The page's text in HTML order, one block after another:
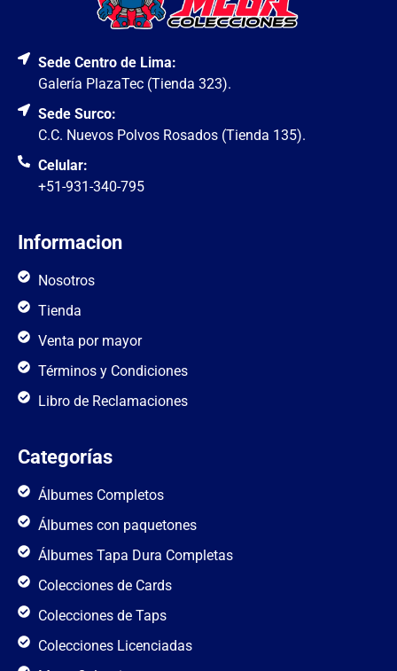
Sede Centro de Lima:
Galería PlazaTec (Tienda 323).
Sede Surco:
C.C. Nuevos Polvos Rosados (Tienda 135).
Celular:
+51-931-340-795
Informacion
Nosotros
Tienda
Venta por mayor
Términos y Condiciones
Libro de Reclamaciones
Categorías
Álbumes Completos
Álbumes con paquetones
Álbumes Tapa Dura Completas
Colecciones de Cards
Colecciones de Taps
Colecciones Licenciadas